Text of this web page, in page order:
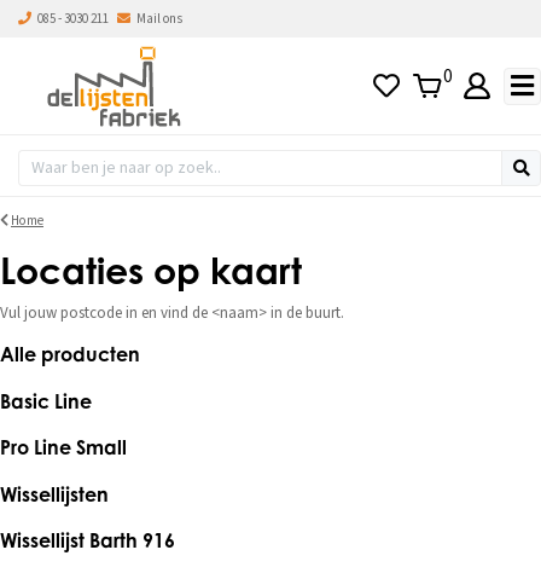
085 - 3030 211 Mail ons
0
Home
Locaties op kaart
Vul jouw postcode in en vind de <naam> in de buurt.
Alle producten
Basic Line
Pro Line Small
Wissellijsten
Wissellijst Barth 916